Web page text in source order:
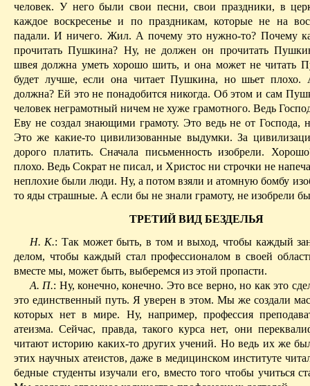
человек. У него были свои песни, свои праздники, в
каждое воскресенье и по праздникам, которые не на
падали. И ничего. Жил. А почему это нужно-то? Почему
прочитать Пушкина? Ну, не должен он прочитать
швея должна уметь хорошо шить, и она может не читать
будет лучше, если она читает Пушкина, но шьет плохо.
должна? Ей это не понадобится никогда. Об этом и сам
человек неграмотный ничем не хуже грамотного. Ведь
Еву не создал знающими грамоту. Это ведь не от Господа,
Это же какие-то цивилизованные выдумки. За
дорого платить. Сначала письменность изобрели.
плохо. Ведь Сократ не писал, и Христос ни строчки не
неплохие были люди. Ну, а потом взяли и атомную бомбу
то яды страшные. А если бы не знали грамоту, не изобрели
ТРЕТИЙ ВИД БЕЗДЕЛЬЯ
Н. К.: Так может быть, в том и выход, чтобы каждый
делом, чтобы каждый стал профессионалом в своей
вместе мы, может быть, выберемся из этой пропасти.
А. П.: Ну, конечно, конечно. Это все верно, но как это
это единственный путь. Я уверен в этом. Мы же создали
которых нет в мире. Ну, например, профессия
атеизма. Сейчас, правда, такого курса нет, они
читают историю каких-то других учений. Но ведь их же
этих научных атеистов, даже в медицинском институте
бедные студенты изучали его, вместо того чтобы учиться